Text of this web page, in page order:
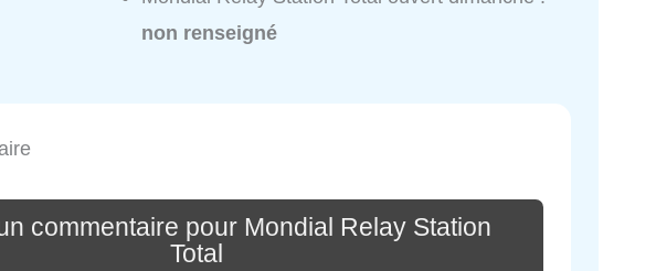
non renseigné
commentaire pour Mondial Relay Station
Total